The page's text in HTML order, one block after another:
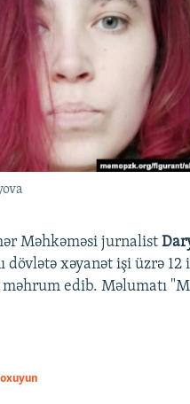
Məhkəməsi jurnalist
dövlətə xəyanət işi üzrə 12
məhrum edib. Məlumatı